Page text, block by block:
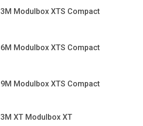
3M Modulbox XTS Compact
6M Modulbox XTS Compact
9M Modulbox XTS Compact
3M XT Modulbox XT